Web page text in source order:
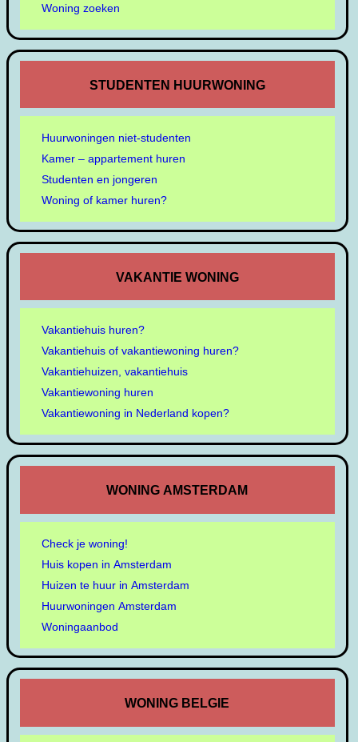
Woning zoeken
STUDENTEN HUURWONING
Huurwoningen niet-studenten
Kamer – appartement huren
Studenten en jongeren
Woning of kamer huren?
VAKANTIE WONING
Vakantiehuis huren?
Vakantiehuis of vakantiewoning huren?
Vakantiehuizen, vakantiehuis
Vakantiewoning huren
Vakantiewoning in Nederland kopen?
WONING AMSTERDAM
Check je woning!
Huis kopen in Amsterdam
Huizen te huur in Amsterdam
Huurwoningen Amsterdam
Woningaanbod
WONING BELGIE